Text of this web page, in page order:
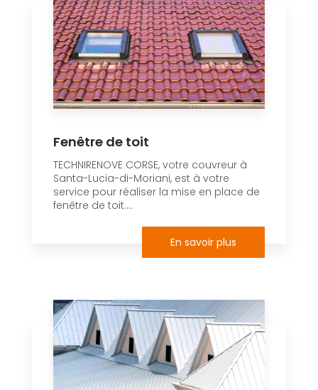
Fenêtre de toit
TECHNIRENOVE CORSE, votre couvreur à
Santa-Lucia-di-Moriani, est à votre
service pour réaliser la mise en place de
fenêtre de toit....
En savoir plus